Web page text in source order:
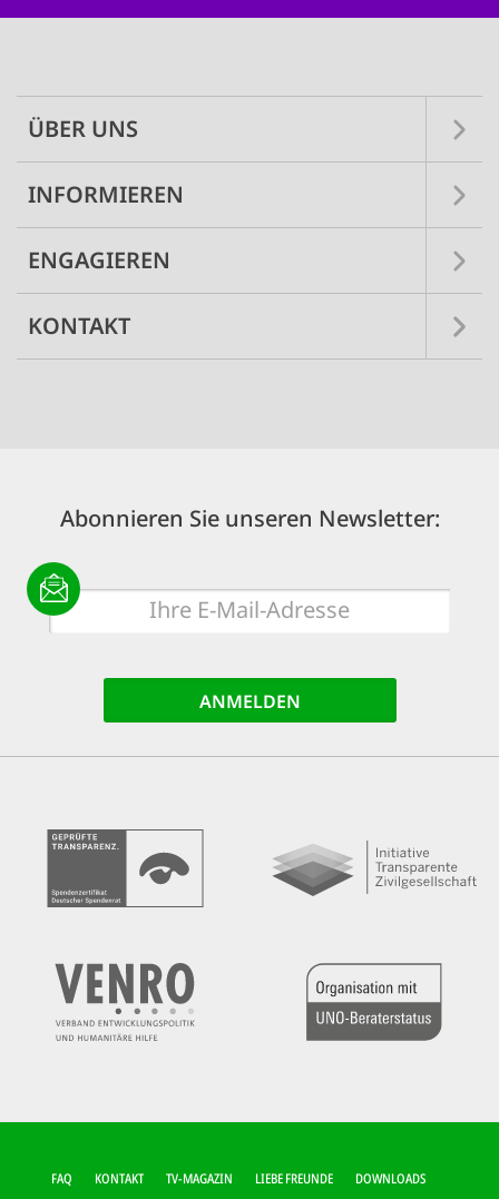
ÜBER UNS
INFORMIEREN
ENGAGIEREN
KONTAKT
Abonnieren Sie unseren Newsletter:
E-
Mail
FUSSZEILEN-M
FAQ KONTAKT TV-MAGAZIN LIEBE FREUNDE DOWNLOADS